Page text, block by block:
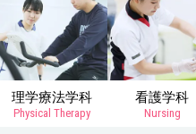
理学療法学科
Physical Therapy
看護学科
Nursing